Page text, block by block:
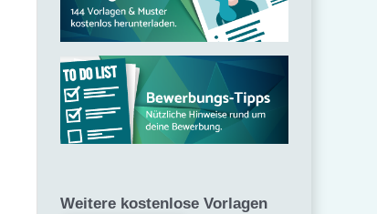
Weitere kostenlose Vorlagen